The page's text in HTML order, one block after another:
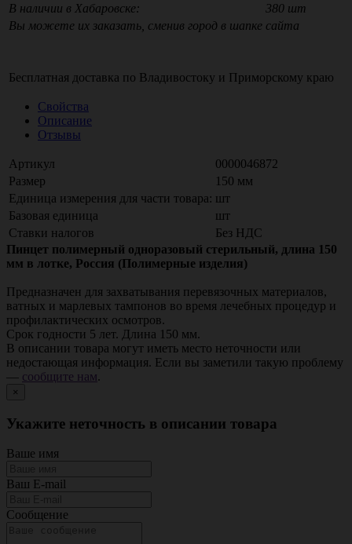
В наличии в Хабаровске:
380 шт
Вы можете их заказать, сменив город в шапке сайта
Бесплатная доставка по Владивостоку и Приморскому краю
Свойства
Описание
Отзывы
Артикул
0000046872
Размер
150 мм
Единица измерения для части товара: шт
Базовая единица
шт
Ставки налогов
Без НДС
Пинцет полимерный одноразовый стерильный, длина 150
мм в лотке, Россия (Полимерные изделия)
Предназначен для захватывания перевязочных материалов,
ватных и марлевых тампонов во время лечебных процедур и
профилактических осмотров.
Срок годности 5 лет. Длина 150 мм.
В описании товара могут иметь место неточности или
недостающая информация. Если вы заметили такую проблему
— сообщите нам.
×
Укажите неточность в описании товара
Ваше имя
Ваш E-mail
Сообщение